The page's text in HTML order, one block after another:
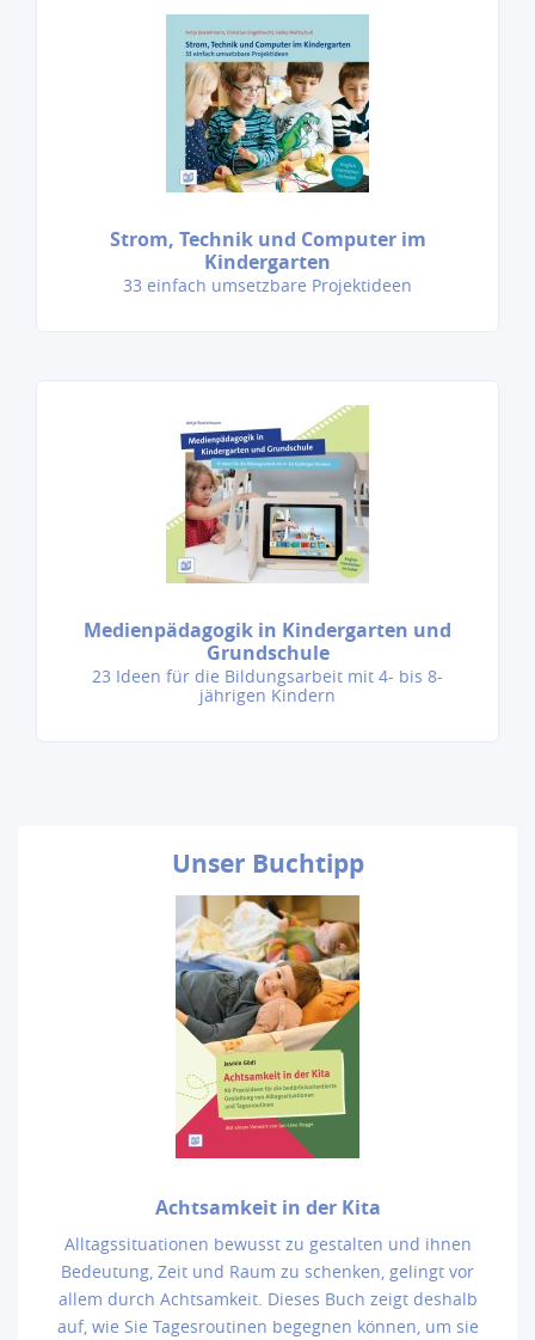
Strom, Technik und Computer im
Kindergarten
33 einfach umsetzbare Projektideen
Medienpädagogik in Kindergarten und
Grundschule
23 Ideen für die Bildungsarbeit mit 4- bis 8-
jährigen Kindern
Unser Buchtipp
Achtsamkeit in der Kita
Alltagssituationen bewusst zu gestalten und ihnen
Bedeutung, Zeit und Raum zu schenken, gelingt vor
allem durch Achtsamkeit. Dieses Buch zeigt deshalb
auf, wie Sie Tagesroutinen begegnen können, um sie